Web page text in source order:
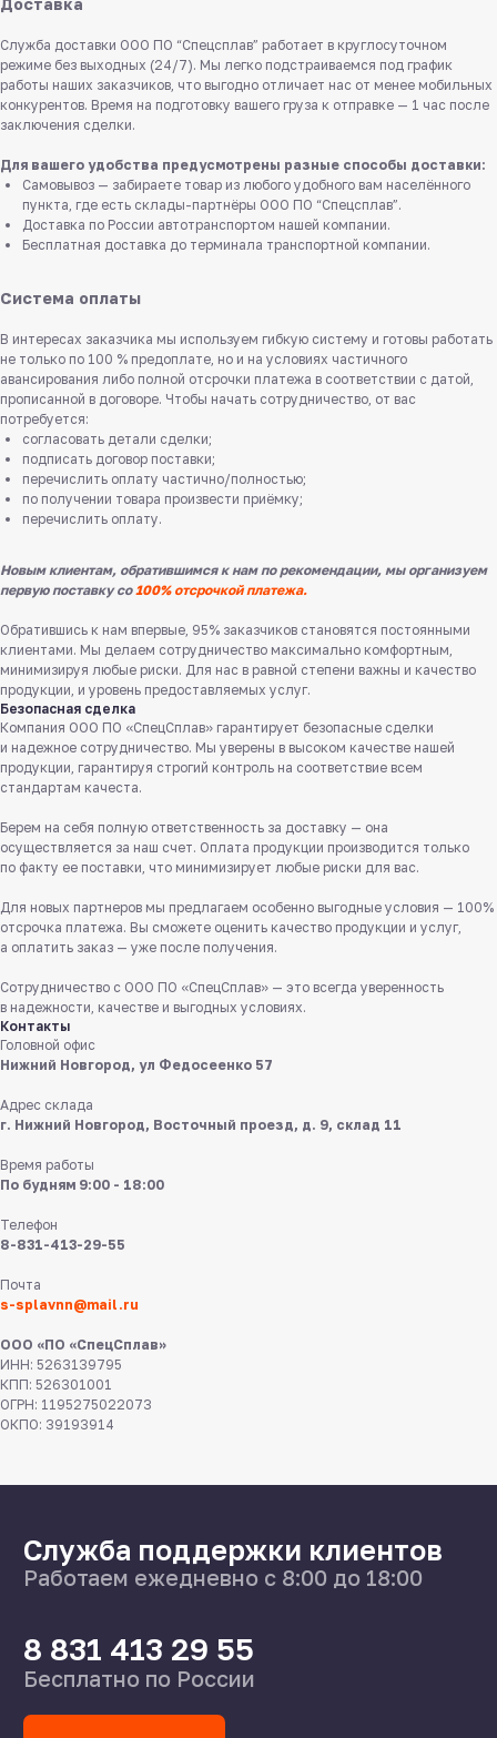
Доставка
Служба доставки ООО ПО “Спецсплав” работает в круглосуточном
режиме без выходных (24/7). Мы легко подстраиваемся под график
работы наших заказчиков, что выгодно отличает нас от менее мобильных
конкурентов. Время на подготовку вашего груза к отправке — 1 час после
заключения сделки.
Для вашего удобства предусмотрены разные способы доставки:
Самовывоз — забираете товар из любого удобного вам населённого
пункта, где есть склады-партнёры ООО ПО “Спецсплав”.
Доставка по России автотранспортом нашей компании.
Бесплатная доставка до терминала транспортной компании.
Система оплаты
В интересах заказчика мы используем гибкую систему и готовы работать
не только по 100 % предоплате, но и на условиях частичного
авансирования либо полной отсрочки платежа в соответствии с датой,
прописанной в договоре. Чтобы начать сотрудничество, от вас
потребуется:
согласовать детали сделки;
подписать договор поставки;
перечислить оплату частично/полностью;
по получении товара произвести приёмку;
перечислить оплату.
Новым клиентам, обратившимся к нам по рекомендации, мы организуем
первую поставку со100% отсрочкой платежа.
Обратившись к нам впервые, 95% заказчиков становятся постоянными
клиентами. Мы делаем сотрудничество максимально комфортным,
минимизируя любые риски. Для нас в равной степени важны и качество
продукции, и уровень предоставляемых услуг.
Безопасная сделка
Компания ООО ПО «СпецСплав» гарантирует безопасные сделки
и надежное сотрудничество. Мы уверены в высоком качестве нашей
продукции, гарантируя строгий контроль на соответствие всем
стандартам качеста.
Берем на себя полную ответственность за доставку — она
осуществляется за наш счет. Оплата продукции производится только
по факту ее поставки, что минимизирует любые риски для вас.
Для новых партнеров мы предлагаем особенно выгодные условия — 100%
отсрочка платежа. Вы сможете оценить качество продукции и услуг,
а оплатить заказ — уже после получения.
Сотрудничество с ООО ПО «СпецСплав» — это всегда уверенность
в надежности, качестве и выгодных условиях.
Контакты
Головной офис
Нижний Новгород, ул Федосеенко 57
Адрес склада
г. Нижний Новгород, Восточный проезд, д. 9, склад 11
Время работы
По будням 9:00 - 18:00
Телефон
8-831-413-29-55
Почта
s-splavnn@mail.ru
ООО «ПО «СпецСплав»
ИНН: 5263139795
КПП: 526301001
ОГРН: 1195275022073
ОКПО: 39193914
Служба поддержки клиентов
Работаем ежедневно с 8:00 до 18:00
Пишите нам
в мессенджерах
8 831 413 29 55
Бесплатно по России
Нижний Новгород,
ул Федосеенко, 57
s-splavnn@mail.ru
8 831 413 29 55
Калькуляторы
Доставка
О нас
Поставщикам
Справочник